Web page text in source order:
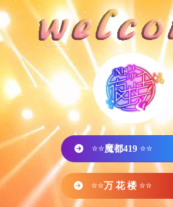
⭐⭐魔都419 ⭐⭐
⭐⭐万 花 楼 ⭐⭐